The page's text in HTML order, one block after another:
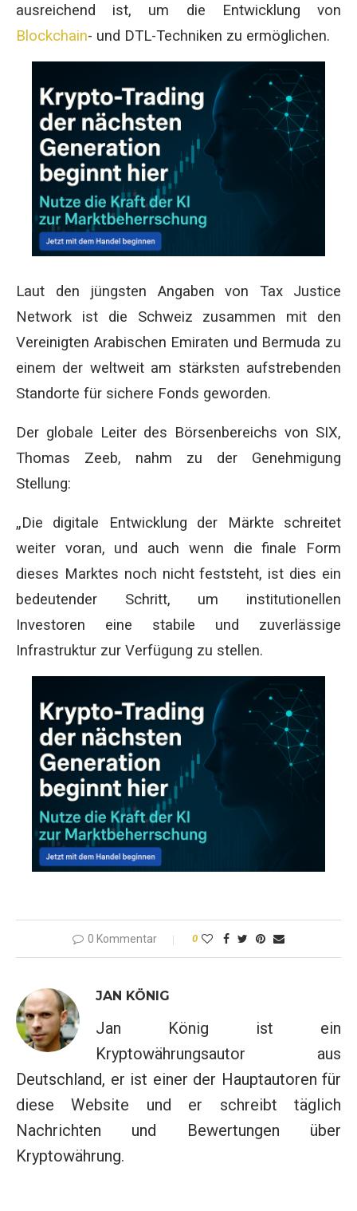
ausreichend ist, um die Entwicklung von
Blockchain- und DTL-Techniken zu ermöglichen.
Laut den jüngsten Angaben von Tax Justice
Network ist die Schweiz zusammen mit den
Vereinigten Arabischen Emiraten und Bermuda zu
einem der weltweit am stärksten aufstrebenden
Standorte für sichere Fonds geworden.
Der globale Leiter des Börsenbereichs von SIX,
Thomas Zeeb, nahm zu der Genehmigung
Stellung:
„Die digitale Entwicklung der Märkte schreitet
weiter voran, und auch wenn die finale Form
dieses Marktes noch nicht feststeht, ist dies ein
bedeutender Schritt, um institutionellen
Investoren eine stabile und zuverlässige
Infrastruktur zur Verfügung zu stellen.
0 Kommentar 0
JAN KÖNIG
Jan König ist ein
Kryptowährungsautor aus
Deutschland, er ist einer der Hauptautoren für
diese Website und er schreibt täglich
Nachrichten und Bewertungen über
Kryptowährung.